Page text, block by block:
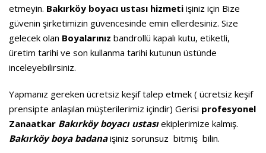
etmeyin. Bakırköy boyacı ustası hizmeti işiniz için Bize
güvenin şirketimizin güvencesinde emin ellerdesiniz. Size
gelecek olan Boyalarınız bandrollü kapalı kutu, etiketli,
üretim tarihi ve son kullanma tarihi kutunun üstünde
inceleyebilirsiniz.
Yapmanız gereken ücretsiz keşif talep etmek ( ücretsiz keşif
prensipte anlaşılan müşterilerimiz içindir) Gerisi profesyonel
Zanaatkar Bakırköyboyacı ustasıekiplerimize kalmış.
Bakırköyboya badanaişiniz sorunsuz bitmiş bilin.